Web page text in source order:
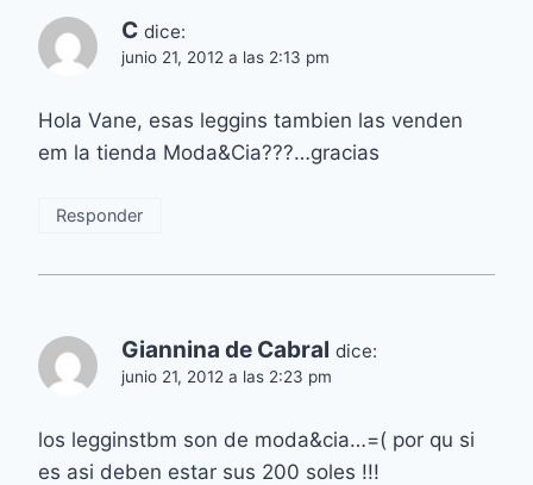
C dice:
junio 21, 2012 a las 2:13 pm
Hola Vane, esas leggins tambien las venden
em la tienda Moda&Cia???…gracias
Responder
Giannina de Cabral dice:
junio 21, 2012 a las 2:23 pm
los legginstbm son de moda&cia…=( por qu si
es asi deben estar sus 200 soles !!!